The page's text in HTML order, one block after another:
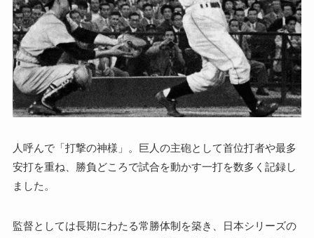
人呼んで「打撃の神様」。巨人の主砲として首位打者や最多
安打を重ね、勝負どころで試合を動かす一打を数多く記録し
ました。
監督としては長期にわたる常勝体制を築き、日本シリーズの